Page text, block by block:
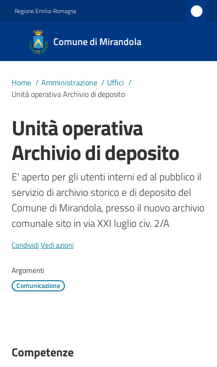
Regione Emilia-Romagna
Comune di Mirandola
Comune
di
Mirandola
1597
Amministrazione
Menu selezionato
Novità
Servizi
Vivere
PNRR
L
Home / Amministrazione / Uffici /
Unità operativa Archivio di deposito
Salta al contenuto
Unità operativa
Archivio di deposito
E' aperto per gli utenti interni ed al pubblico il
servizio di archivio storico e di deposito del
Comune di Mirandola, presso il nuovo archivio
comunale sito in via XXI luglio civ. 2/A
CondividiVedi azioni
Argomenti
Comunicazione
Competenze